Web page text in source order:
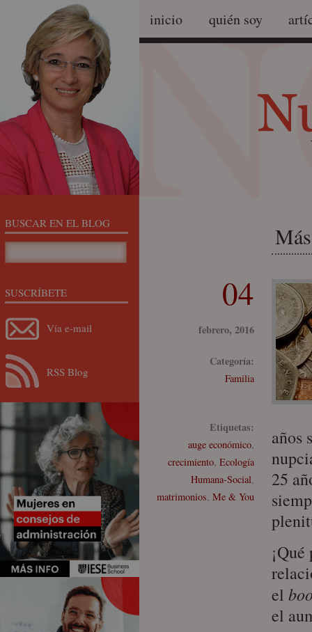
inicio quién soy
04
febrero, 2016
Categoría:
Familia
Etiquetas:
auge económico,
crecimiento, Ecología
Humana-Social,
matrimonios, Me & You
años
25
el
el
BUSCAR EN EL BLOG
SUSCRÍBETE
Vía e-mail
RSS Blog